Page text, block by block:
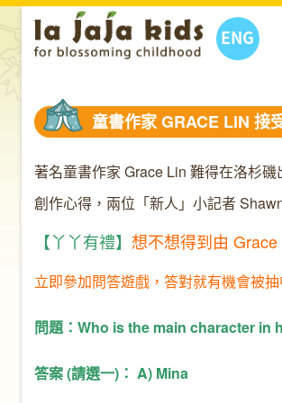
ENG
童書作家 GRACE LIN 接
著名童書作家 Grace Lin 難得在洛杉
創作心得，兩位「新人」小記者
【丫丫有禮】 想不想得到由
立即參加問答遊戲，答對就有機會被
問題：Who is the main character
答案 (請選一)： A)